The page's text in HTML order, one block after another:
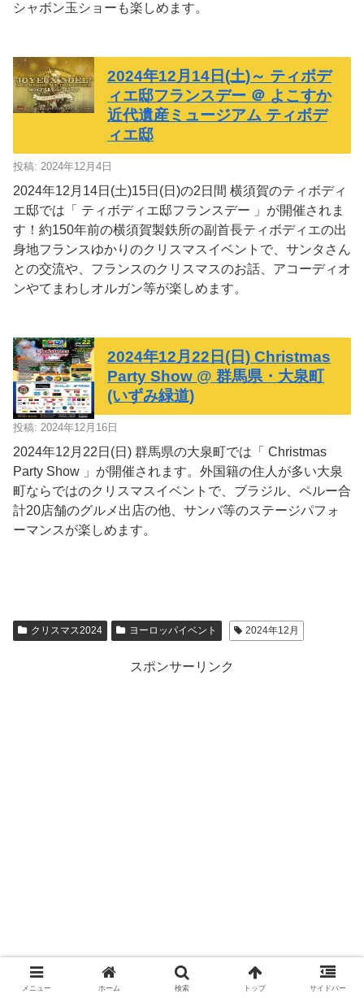
シャボン玉ショーも楽しめます。
2024年12月14日(土)～ ティボデ
ィエ邸フランスデー ＠ よこすか
近代遺産ミュージアム ティボデ
ィエ邸
投稿: 2024年12月4日
2024年12月14日(土)15日(日)の2日間 横須賀のティボディ
エ邸では「 ティボディエ邸フランスデー 」が開催されま
す！約150年前の横須賀製鉄所の副首長ティボディエの出
身地フランスゆかりのクリスマスイベントで、サンタさん
との交流や、フランスのクリスマスのお話、アコーディオ
ンやてまわしオルガン等が楽しめます。
2024年12月22日(日) Christmas
Party Show @ 群馬県・大泉町
(いずみ緑道)
投稿: 2024年12月16日
2024年12月22日(日) 群馬県の大泉町では「 Christmas
Party Show 」が開催されます。外国籍の住人が多い大泉
町ならではのクリスマスイベントで、ブラジル、ペルー合
計20店舗のグルメ出店の他、サンバ等のステージパフォ
ーマンスが楽しめます。
クリスマス2024 ヨーロッパイベント 2024年12月
スポンサーリンク
メニュー ホーム 検索 トップ サイドバー